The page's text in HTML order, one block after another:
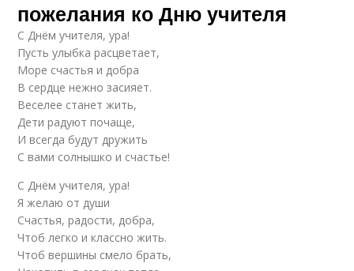
пожелания ко Дню учителя
С Днём учителя, ура!
Пусть улыбка расцветает,
Море счастья и добра
В сердце нежно засияет.
Веселее станет жить,
Дети радуют почаще,
И всегда будут дружить
С вами солнышко и счастье!
С Днём учителя, ура!
Я желаю от души
Счастья, радости, добра,
Чтоб легко и классно жить.
Чтоб вершины смело брать,